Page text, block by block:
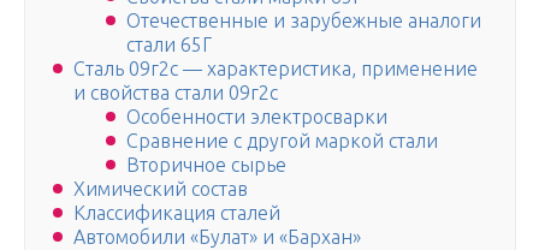
Отечественные и зарубежные аналоги
стали 65Г
Сталь 09г2с — характеристика, применение
и свойства стали 09г2с
Особенности электросварки
Сравнение с другой маркой стали
Вторичное сырье
Химический состав
Классификация сталей
Автомобили «Булат» и «Бархан»